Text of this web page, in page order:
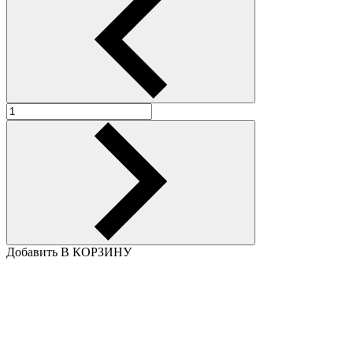
Добавить В КОРЗИНУ